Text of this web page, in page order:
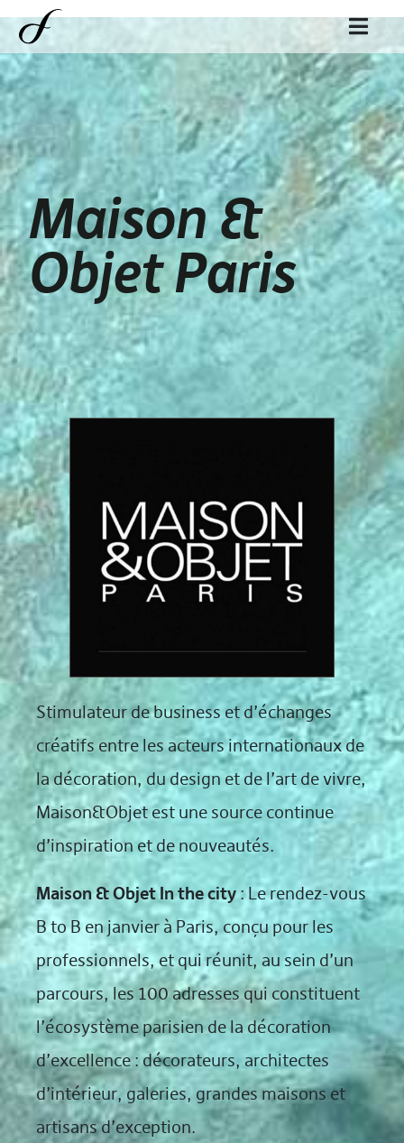
Maison &
Objet Paris
Stimulateur de business et d’échanges
créatifs entre les acteurs internationaux de
la décoration, du design et de l’art de vivre,
Maison&Objet est une source continue
d’inspiration et de nouveautés.
Maison & Objet In the city: Le rendez-vous
B to B en janvier à Paris, conçu pour les
professionnels, et qui réunit, au sein d’un
parcours, les 100 adresses qui constituent
l’écosystème parisien de la décoration
d’excellence : décorateurs, architectes
d’intérieur, galeries, grandes maisons et
artisans d’exception.